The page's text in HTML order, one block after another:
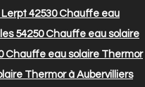
42530Chauffe eau
54250Chauffe eau solaire
Chauffe eau solaire Thermor
Thermor à Aubervilliers